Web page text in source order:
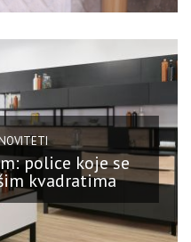
police koje se
kvadratima